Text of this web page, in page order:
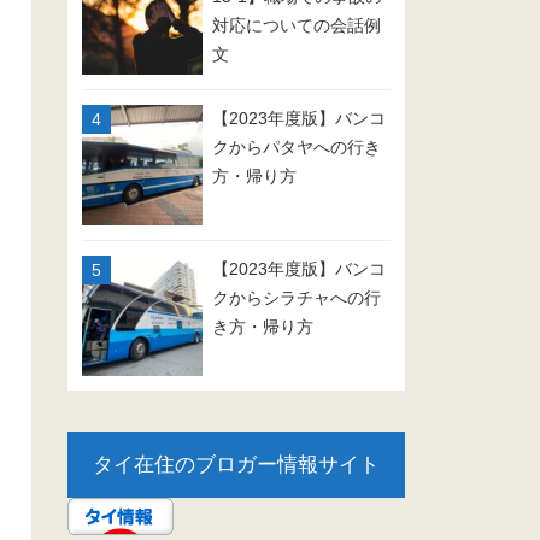
対応についての会話例
文
【2023年度版】バンコ
クからパタヤへの行き
方・帰り方
【2023年度版】バンコ
クからシラチャへの行
き方・帰り方
タイ在住のブロガー情報サイト